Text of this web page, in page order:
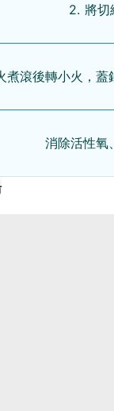
2. 將切
煮滾後轉小火，
消除活性氧